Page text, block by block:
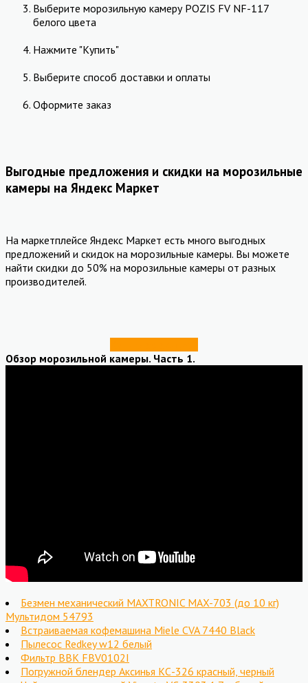
Выберите морозильную камеру POZIS FV NF-117
белого цвета
Нажмите "Купить"
Выберите способ доставки и оплаты
Оформите заказ
Выгодные предложения и скидки на морозильные
камеры на Яндекс Маркет
На маркетплейсе Яндекс Маркет есть много выгодных
предложений и скидок на морозильные камеры. Вы можете
найти скидки до 50% на морозильные камеры от разных
производителей.
Обзор морозильной камеры. Часть 1.
Безмен механический MAXTRONIC MAX-703 (до 10 кг)
Мультидом 54793
Встраиваемая кофемашина Miele CVA 7440 Black
Пылесос Redkey w12 белый
Фильтр BBK FBV0102I
Погружной блендер Аксинья КС-326 красный, черный